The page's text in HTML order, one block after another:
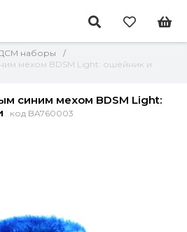
наборы
мехом BDSM Light: ошейник и
синим мехом BDSM Light:
код BA760003